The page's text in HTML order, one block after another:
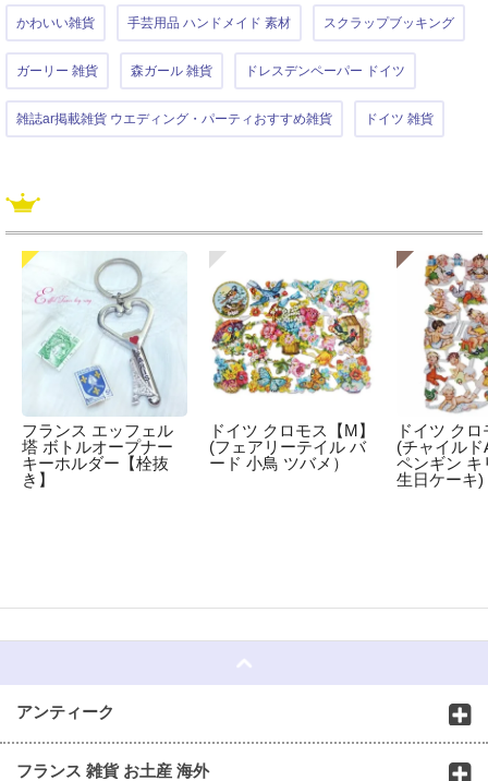
かわいい雑貨 手芸用品 ハンドメイド 素材 スクラップブッキング
ガーリー 雑貨 森ガール 雑貨 ドレスデンペーパー ドイツ
雑誌ar掲載雑貨 ウエディング・パーティおすすめ雑貨 ドイツ 雑貨
フランス エッフェル
塔 ボトルオープナー
キーホルダー【栓抜
き】
ドイツ クロモス【M】
(フェアリーテイル バ
ード 小鳥 ツバメ）
ドイツ ク
(チャイルド
ペンギン キ
生日ケーキ)
アンティーク
フランス 雑貨 お土産 海外